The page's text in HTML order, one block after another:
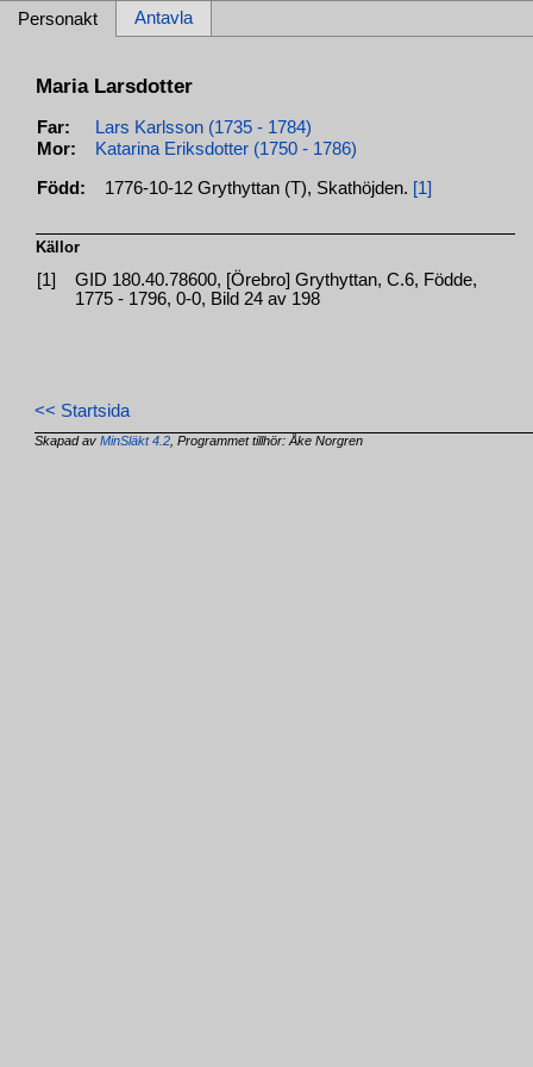
Personakt Antavla
Maria Larsdotter
Far:
Lars Karlsson (1735 - 1784)
Mor:
Katarina Eriksdotter (1750 - 1786)
Född: 1776-10-12 Grythyttan (T), Skathöjden. [1]
Källor
[1]
GID 180.40.78600, [Örebro] Grythyttan, C.6, Födde,
1775 - 1796, 0-0, Bild 24 av 198
<< Startsida
Skapad avMinSläkt 4.2 , Programmet tillhör: Åke Norgren